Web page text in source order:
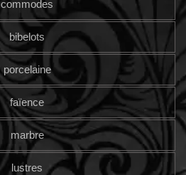
commodes
bibelots
porcelaine
faïence
marbre
lustres